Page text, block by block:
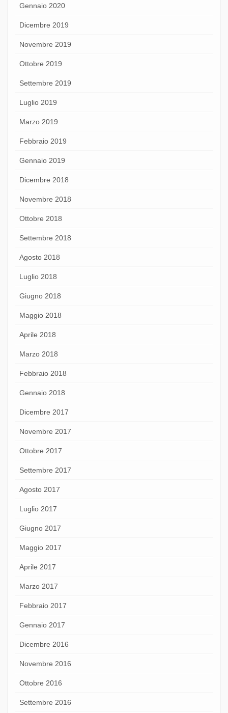
Gennaio 2020
Dicembre 2019
Novembre 2019
Ottobre 2019
Settembre 2019
Luglio 2019
Marzo 2019
Febbraio 2019
Gennaio 2019
Dicembre 2018
Novembre 2018
Ottobre 2018
Settembre 2018
Agosto 2018
Luglio 2018
Giugno 2018
Maggio 2018
Aprile 2018
Marzo 2018
Febbraio 2018
Gennaio 2018
Dicembre 2017
Novembre 2017
Ottobre 2017
Settembre 2017
Agosto 2017
Luglio 2017
Giugno 2017
Maggio 2017
Aprile 2017
Marzo 2017
Febbraio 2017
Gennaio 2017
Dicembre 2016
Novembre 2016
Ottobre 2016
Settembre 2016